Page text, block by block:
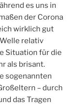
es uns in
der Corona
wirklich gut
relativ
Situation für die
als brisant.
sogenannten
– durch
das Tragen